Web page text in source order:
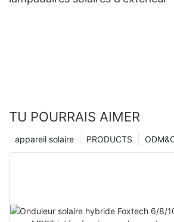
TU POURRAIS AIMER
PRODUCTS
appareil solaire